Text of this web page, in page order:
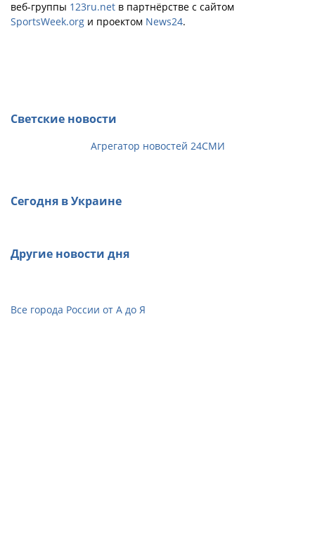
веб-группы 123ru.net в партнёрстве с сайтом
SportsWeek.org и проектом News24.
Светские новости
Агрегатор новостей 24СМИ
Сегодня в Украине
Другие новости дня
Все города России от А до Я